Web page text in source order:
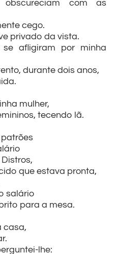
com as
cego.
privado da vista.
afligiram por minha
durante dois anos,
mulher,
tecendo lã.
que estava pronta,
salário
para a mesa.
casa,
lhe: